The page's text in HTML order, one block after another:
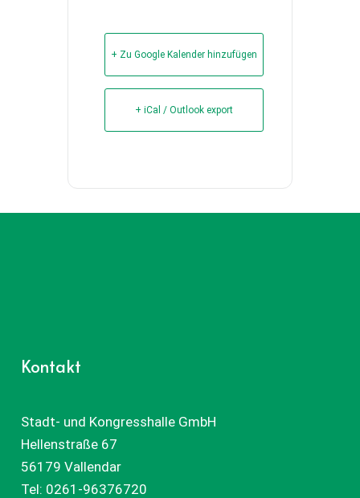
+ Zu Google Kalender hinzufügen
+ iCal / Outlook export
Kontakt
Stadt- und Kongresshalle GmbH
Hellenstraße 67
56179 Vallendar
Tel: 0261-96376720